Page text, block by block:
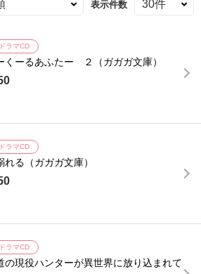
表示件数
ラマCD
くーるあふたー ２（ガガガ文庫）
ラマCD
れる（ガガガ文庫）
ラマCD
の現役ハンターが異世界に放り込まれて